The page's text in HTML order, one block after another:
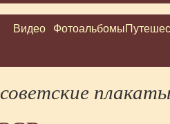
Видео Фотоальбомы
советские